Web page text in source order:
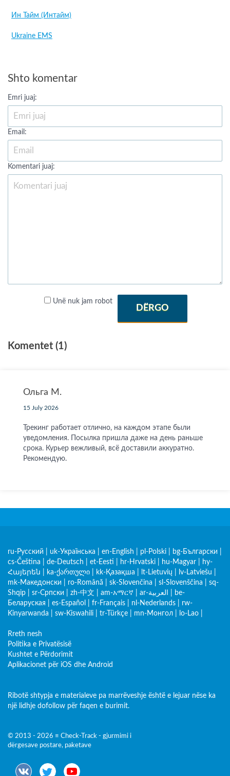
Ин Тайм (Интайм)
Ukraine EMS
Shto komentar
Emri juaj:
Email:
Komentari juaj:
Unë nuk jam robot
DËRGO
Komentet (1)
Ольга М.
15 July 2026
Трекинг работает отлично, на каждом этапе были
уведомления. Посылка пришла даже на день раньше
срока. Курьер вежливый, всё доставили аккуратно.
Рекомендую.
ru-Русский uk-Українська en-English pl-Polski bg-Български
cs-Čeština
de-Deutsch et-Eesti hr-Hrvatski hu-Magyar
hy-
Հայերեն
ka-ქართული kk-Қазақша lt-Lietuvių lv-Latviešu
mk-Македонски
ro-Română sk-Slovenčina sl-Slovenščina
sq-
Shqip
sr-Српски zh-中文 am-አማርኛ ar-العربية
be-
Беларуская
es-Español fr-Français nl-Nederlands
rw-
Kinyarwanda
sw-Kiswahili tr-Türkçe mn-Монгол lo-Lao
Rreth nesh
Politika e Privatësisë
Kushtet e Përdorimit
Aplikacionet për iOS dhe Android
Ribotë shtypja e materialeve pa marrëveshje është e lejuar nëse ka
një lidhje dofollow për faqen e burimit.
© 2013 - 2026 ≡ Check-Track - gjurmimi i
dërgesave postare, paketave